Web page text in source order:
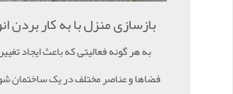
بازسازی منزل با به کار بردن
به هر گونه فعالیتی که باعث ایجاد
فضاها و عناصر مختلف در یک ساختمان